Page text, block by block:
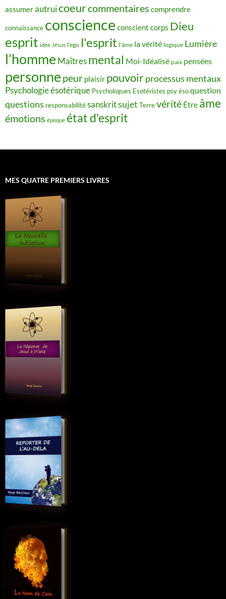
assumerautruicoeurcommentaires comprendre
connaissance conscience conscient corps Dieu
esprit idée Jésus l'ego l'esprit l'âme la vérité logique Lumière
l’homme Maîtres mental Moi-Idéalisé paix pensées
personne peur plaisir pouvoirprocessus mentaux
Psychologie ésotérique Psychologues Esotéristes psy ésoquestion
questions responsabilitésanskritsujet Terrevérité Être âme
émotions époque état d'esprit
MES QUATRE PREMIERS LIVRES